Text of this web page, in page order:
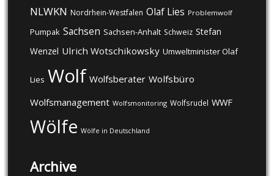
NLWKN Nordrhein-Westfalen Olaf Lies Problemwolf
Pumpak Sachsen Sachsen-Anhalt Schweiz Stefan
Wenzel Ulrich Wotschikowsky Umweltminister Olaf
Lies Wolf Wolfsberater Wolfsbüro
Wolfsmanagement Wolfsmonitoring Wolfsrudel WWF
Wölfe Wölfe in Deutschland
Archive